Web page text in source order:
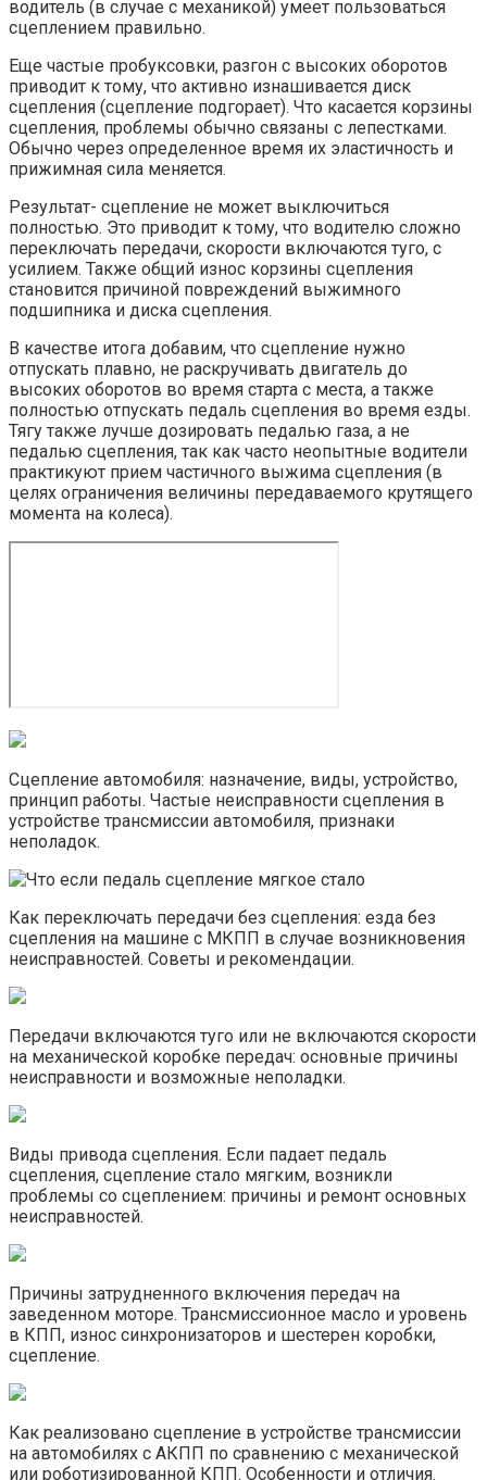
водитель (в случае с механикой) умеет пользоваться
сцеплением правильно.
Еще частые пробуксовки, разгон с высоких оборотов
приводит к тому, что активно изнашивается диск
сцепления (сцепление подгорает). Что касается корзины
сцепления, проблемы обычно связаны с лепестками.
Обычно через определенное время их эластичность и
прижимная сила меняется.
Результат- сцепление не может выключиться
полностью. Это приводит к тому, что водителю сложно
переключать передачи, скорости включаются туго, с
усилием. Также общий износ корзины сцепления
становится причиной повреждений выжимного
подшипника и диска сцепления.
В качестве итога добавим, что сцепление нужно
отпускать плавно, не раскручивать двигатель до
высоких оборотов во время старта с места, а также
полностью отпускать педаль сцепления во время езды.
Тягу также лучше дозировать педалью газа, а не
педалью сцепления, так как часто неопытные водители
практикуют прием частичного выжима сцепления (в
целях ограничения величины передаваемого крутящего
момента на колеса).
Сцепление автомобиля: назначение, виды, устройство,
принцип работы. Частые неисправности сцепления в
устройстве трансмиссии автомобиля, признаки
неполадок.
Как переключать передачи без сцепления: езда без
сцепления на машине с МКПП в случае возникновения
неисправностей. Советы и рекомендации.
Передачи включаются туго или не включаются скорости
на механической коробке передач: основные причины
неисправности и возможные неполадки.
Виды привода сцепления. Если падает педаль
сцепления, сцепление стало мягким, возникли
проблемы со сцеплением: причины и ремонт основных
неисправностей.
Причины затрудненного включения передач на
заведенном моторе. Трансмиссионное масло и уровень
в КПП, износ синхронизаторов и шестерен коробки,
сцепление.
Как реализовано сцепление в устройстве трансмиссии
на автомобилях с АКПП по сравнению с механической
или роботизированной КПП. Особенности и отличия.